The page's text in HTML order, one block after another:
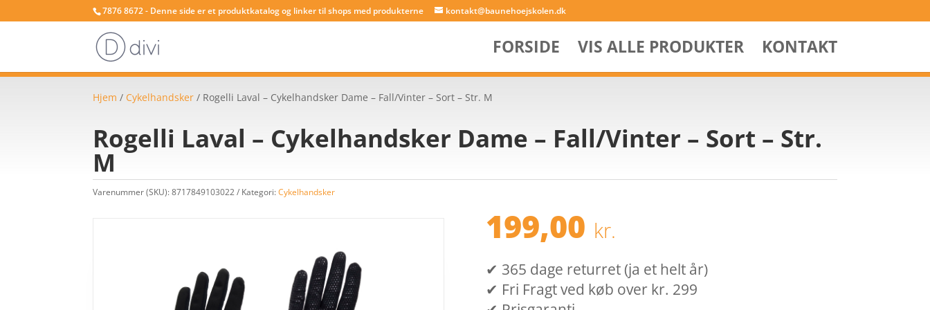
7876 8672 - Denne side er et produktkatalog og linker til shops med produkterne kontakt@baunehoejskolen.dk
FORSIDE VIS ALLE PRODUKTER KONTAKT
Hjem / Cykelhandsker / Rogelli Laval – Cykelhandsker Dame – Fall/Vinter – Sort – Str. M
Rogelli Laval – Cykelhandsker Dame – Fall/Vinter – Sort – Str.
M
Varenummer (SKU):8717849103022 Kategori:Cykelhandsker
199,00 kr.
✔ 365 dage returret (ja et helt år)
✔ Fri Fragt ved køb over kr. 299